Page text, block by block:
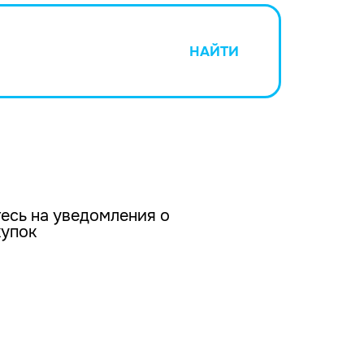
НАЙТИ
на уведомления о